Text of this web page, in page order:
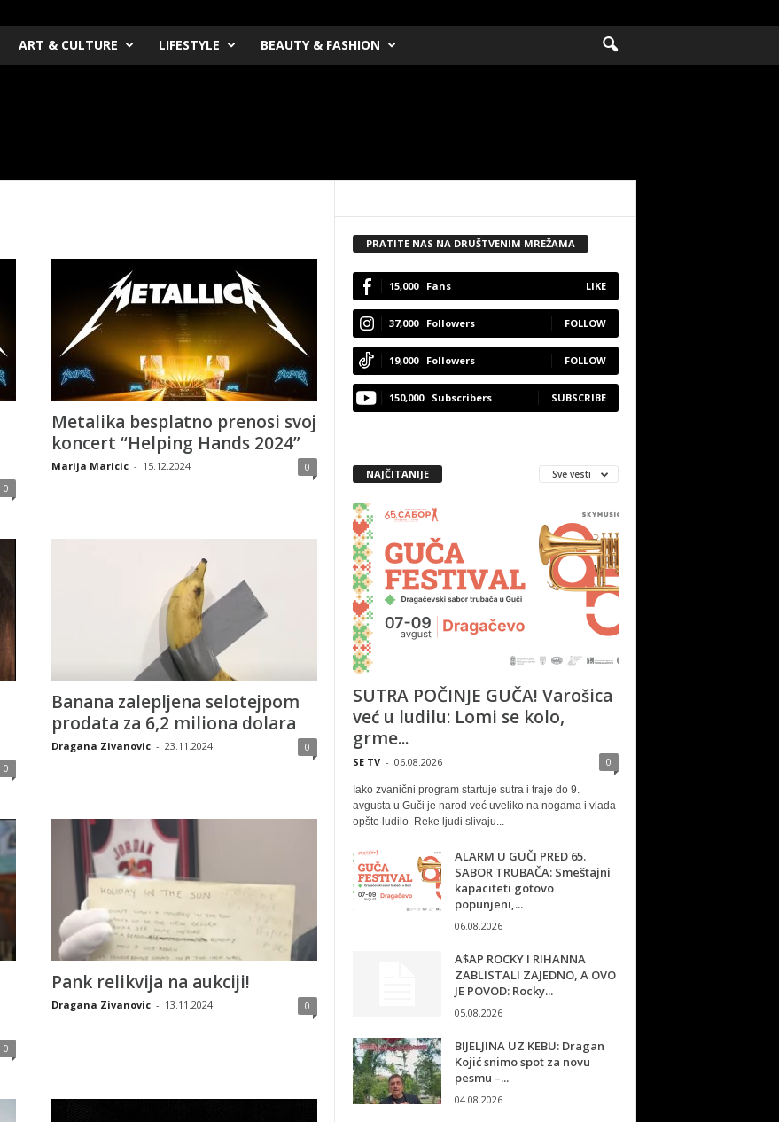
ART & CULTURE LIFESTYLE BEAUTY & FASHION
0
Metalika besplatno prenosi svoj
koncert “Helping Hands 2024”
Marija Maricic - 15.12.2024 0
0
Banana zalepljena selotejpom
prodata za 6,2 miliona dolara
Dragana Zivanovic - 23.11.2024 0
0
Pank relikvija na aukciji!
Dragana Zivanovic - 13.11.2024 0
PRATITE NAS NA DRUŠTVENIM MREŽAMA
15,000 Fans LIKE
37,000 Followers FOLLOW
19,000 Followers FOLLOW
150,000 Subscribers SUBSCRIBE
NAJČITANIJE Sve vesti
SUTRA POČINJE GUČA! Varošica
već u ludilu: Lomi se kolo,
grme...
SE TV - 06.08.2026 0
Iako zvanični program startuje sutra i traje do 9.
avgusta u Guči je narod već uveliko na nogama i vlada
opšte ludilo Reke ljudi slivaju...
ALARM U GUČI PRED 65.
SABOR TRUBAČA: Smeštajni
kapaciteti gotovo
popunjeni,...
06.08.2026
A$AP ROCKY I RIHANNA
ZABLISTALI ZAJEDNO, A OVO
JE POVOD: Rocky...
05.08.2026
BIJELJINA UZ KEBU: Dragan
Kojić snimo spot za novu
pesmu –...
04.08.2026